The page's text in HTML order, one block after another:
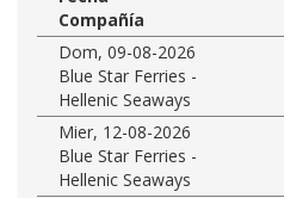
Compañía
Dom, 09-08-2026
Blue Star Ferries -
Hellenic Seaways
Mier, 12-08-2026
Blue Star Ferries -
Hellenic Seaways